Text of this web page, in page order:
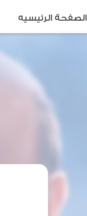
الصفحة الرئيسيه